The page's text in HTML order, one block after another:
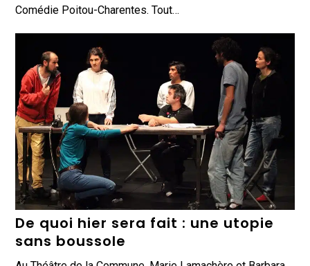
Comédie Poitou-Charentes. Tout…
De quoi hier sera fait : une utopie
sans boussole